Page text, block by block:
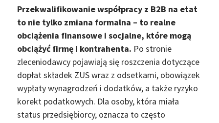
Przekwalifikowanie współpracy z B2B na etat
to nie tylko zmiana formalna – to realne
obciążenia finansowe i socjalne, które mogą
obciążyć firmę i kontrahenta. Po stronie
zleceniodawcy pojawiają się roszczenia dotyczące
dopłat składek ZUS wraz z odsetkami, obowiązek
wypłaty wynagrodzeń i dodatków, a także ryzyko
korekt podatkowych. Dla osoby, która miała
status przedsiębiorcy, oznacza to często